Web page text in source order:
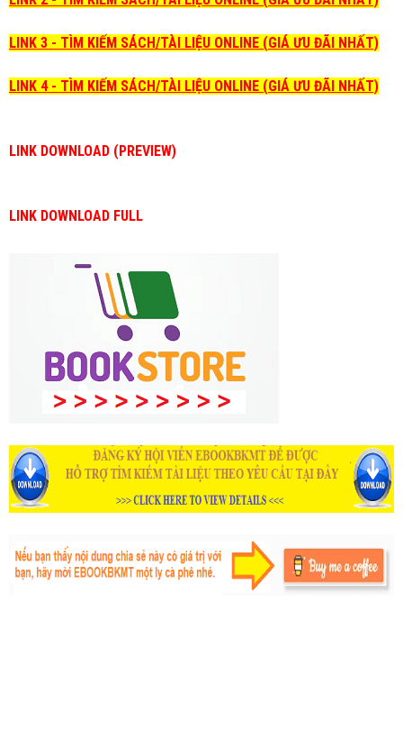
LINK 3 - TÌM KIẾM SÁCH/TÀI LIỆU ONLINE (GIÁ ƯU ĐÃI NHẤT)
LINK 4 - TÌM KIẾM SÁCH/TÀI LIỆU ONLINE (GIÁ ƯU ĐÃI NHẤT)
LINK DOWNLOAD (PREVIEW)
LINK DOWNLOAD FULL